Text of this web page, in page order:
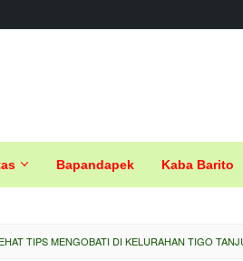
Bapandapek Kaba Barito
TIPS MENGOBATI DI KELURAHAN TIGO